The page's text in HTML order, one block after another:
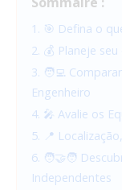
1. 🎯 Defina o
2. 💰 Planeje
3. 🧑‍💻
Engenheiro
4. 🎤 Avalie os
5. 📍
6. 🧑‍🤝‍🧑
Independentes